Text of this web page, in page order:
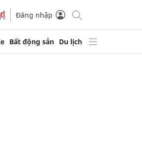
Đăng nhập
Bất động sản Du lịch